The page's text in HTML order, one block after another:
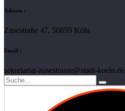
Adresse :
Zusestraße 47, 50859 Köln
Email :
sekretariat-zusestrasse@stadt-koeln.de